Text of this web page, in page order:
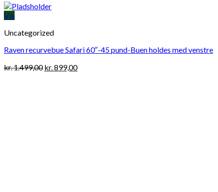
Vis
Uncategorized
Raven recurvebue Safari 60″-45 pund-Buen holdes med venstre
kr.1.499,00 Original
kr.899,00Current